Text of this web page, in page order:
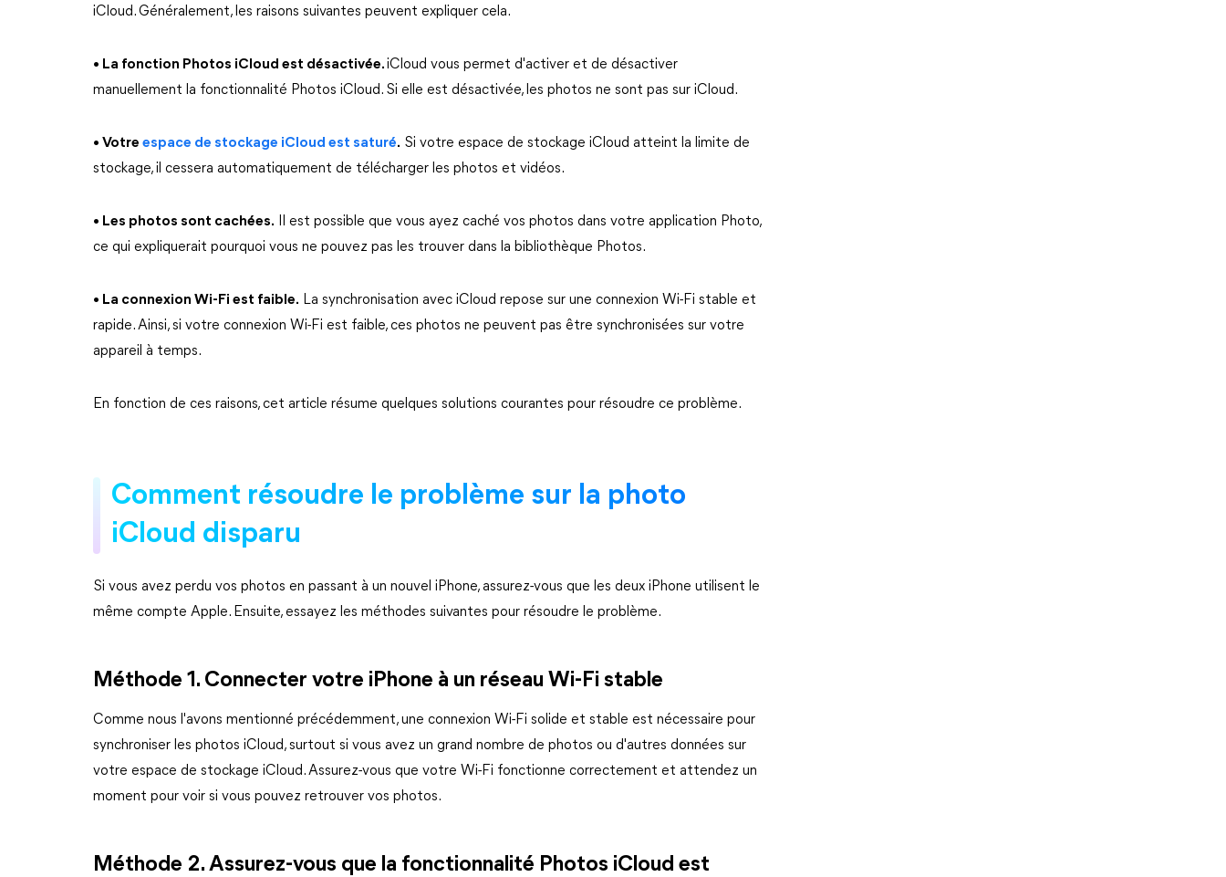
iCloud. Généralement, les raisons suivantes peuvent expliquer cela.
• La fonction Photos iCloud est désactivée.iCloud vous permet d'activer et de désactiver
manuellement la fonctionnalité Photos iCloud. Si elle est désactivée, les photos ne sont pas sur iCloud.
• Votre espace de stockage iCloud est saturé. Si votre espace de stockage iCloud atteint la limite de
stockage, il cessera automatiquement de télécharger les photos et vidéos.
• Les photos sont cachées. Il est possible que vous ayez caché vos photos dans votre application Photo,
ce qui expliquerait pourquoi vous ne pouvez pas les trouver dans la bibliothèque Photos.
• La connexion Wi-Fi est faible. La synchronisation avec iCloud repose sur une connexion Wi-Fi stable et
rapide. Ainsi, si votre connexion Wi-Fi est faible, ces photos ne peuvent pas être synchronisées sur votre
appareil à temps.
En fonction de ces raisons, cet article résume quelques solutions courantes pour résoudre ce problème.
Comment résoudre le problème sur la photo
iCloud disparu
Si vous avez perdu vos photos en passant à un nouvel iPhone, assurez-vous que les deux iPhone utilisent le
même compte Apple. Ensuite, essayez les méthodes suivantes pour résoudre le problème.
Méthode 1. Connecter votre iPhone à un réseau Wi-Fi stable
Comme nous l'avons mentionné précédemment, une connexion Wi-Fi solide et stable est nécessaire pour
synchroniser les photos iCloud, surtout si vous avez un grand nombre de photos ou d'autres données sur
votre espace de stockage iCloud. Assurez-vous que votre Wi-Fi fonctionne correctement et attendez un
moment pour voir si vous pouvez retrouver vos photos.
Méthode 2. Assurez-vous que la fonctionnalité Photos iCloud est